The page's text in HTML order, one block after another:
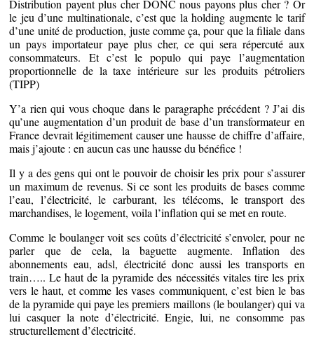
Distribution payent plus cher DONC nous payons plus cher ? Or
le jeu d’une multinationale, c’est que la holding augmente le tarif
d’une unité de production, juste comme ça, pour que la filiale dans
un pays importateur paye plus cher, ce qui sera répercuté aux
consommateurs. Et c’est le populo qui paye l’augmentation
proportionnelle de la taxe intérieure sur les produits pétroliers
(TIPP)
Y’a rien qui vous choque dans le paragraphe précédent ? J’ai dis
qu’une augmentation d’un produit de base d’un transformateur en
France devrait légitimement causer une hausse de chiffre d’affaire,
mais j’ajoute : en aucun cas une hausse du bénéfice !
Il y a des gens qui ont le pouvoir de choisir les prix pour s’assurer
un maximum de revenus. Si ce sont les produits de bases comme
l’eau, l’électricité, le carburant, les télécoms, le transport des
marchandises, le logement, voila l’inflation qui se met en route.
Comme le boulanger voit ses coûts d’électricité s’envoler, pour ne
parler que de cela, la baguette augmente. Inflation des
abonnements eau, adsl, électricité donc aussi les transports en
train….. Le haut de la pyramide des nécessités vitales tire les prix
vers le haut, et comme les vases communiquent, c’est bien le bas
de la pyramide qui paye les premiers maillons (le boulanger) qui va
lui casquer la note d’électricité. Engie, lui, ne consomme pas
structurellement d’électricité.